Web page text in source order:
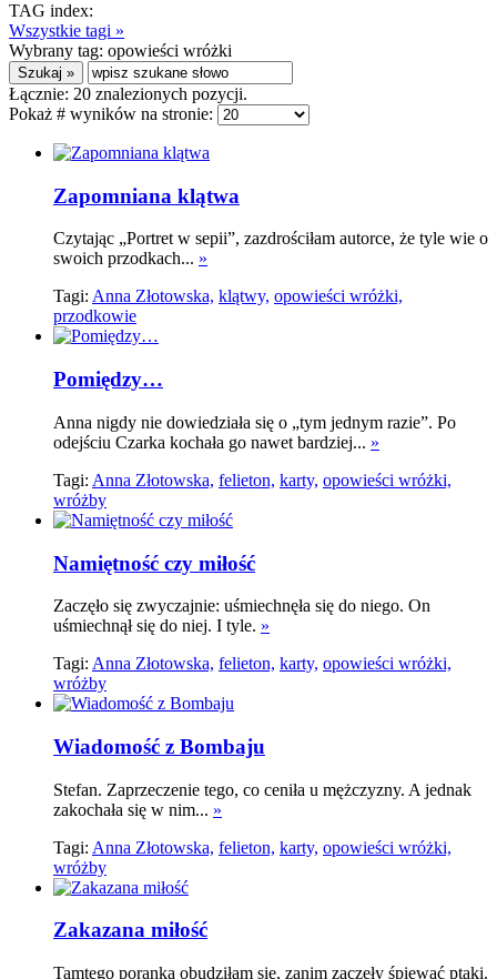
TAG index:
Wszystkie tagi »
Wybrany tag: opowieści wróżki
Łącznie: 20 znalezionych pozycji.
Pokaż # wyników na stronie:
Zapomniana klątwa
Czytając „Portret w sepii”, zazdrościłam autorce, że tyle wie o
swoich przodkach... »
Tagi: Anna Złotowska, klątwy, opowieści wróżki,
przodkowie
Pomiędzy…
Anna nigdy nie dowiedziała się o „tym jednym razie”. Po
odejściu Czarka kochała go nawet bardziej... »
Tagi: Anna Złotowska, felieton, karty, opowieści wróżki,
wróżby
Namiętność czy miłość
Zaczęło się zwyczajnie: uśmiechnęła się do niego. On
uśmiechnął się do niej. I tyle. »
Tagi: Anna Złotowska, felieton, karty, opowieści wróżki,
wróżby
Wiadomość z Bombaju
Stefan. Zaprzeczenie tego, co ceniła u mężczyzny. A jednak
zakochała się w nim... »
Tagi: Anna Złotowska, felieton, karty, opowieści wróżki,
wróżby
Zakazana miłość
Tamtego poranka obudziłam się, zanim zaczęły śpiewać ptaki.